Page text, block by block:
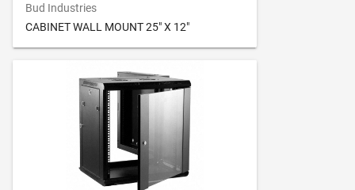
Bud Industries
CABINET WALL MOUNT 25" X 12"